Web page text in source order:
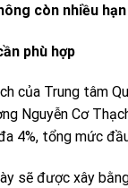
còn nhiều
phù hợp
của Trung tâm
Nguyễn Cơ
4%, tổng mức
sẽ được xây